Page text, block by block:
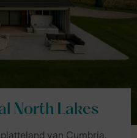
North Lakes
van Cumbria,